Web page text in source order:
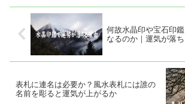
を作るそしてもう一つ大事なこ
が、ご本人様
何故水晶印や宝石印
なるのか｜運気が落
表札に連名は必要か？風水表札には誰の
名前を彫ると運気が上がるか